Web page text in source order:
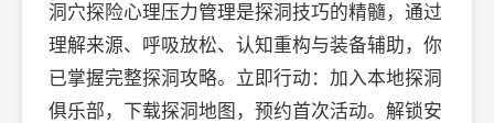
洞穴探险心理压力管理是探洞技巧的精髓，通过
理解来源、呼吸放松、认知重构与装备辅助，你
已掌握完整探洞攻略。立即行动：加入本地探洞
俱乐部，下载探洞地图，预约首次活动。解锁安